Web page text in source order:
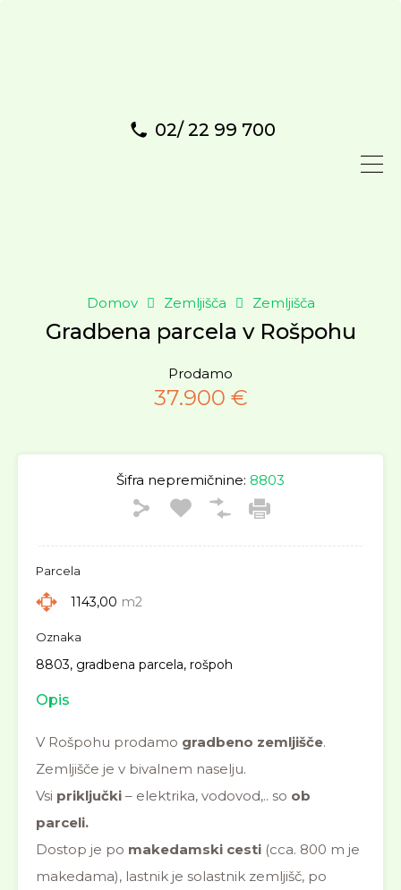
02/ 22 99 700
Domov Zemljišča Zemljišča
Gradbena parcela v Rošpohu
Prodamo
37.900 €
Šifra nepremičnine: 8803
Parcela
1143,00 m2
Oznaka
8803, gradbena parcela, rošpoh
Opis
V Rošpohu prodamo gradbeno zemljišče.
Zemljišče je v bivalnem naselju.
Vsi priključki – elektrika, vodovod,.. so ob
parceli.
Dostop je po makedamski cesti (cca. 800 m je
makedama), lastnik je solastnik zemljišč, po